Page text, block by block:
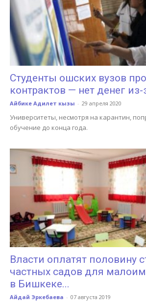
Студенты ошских вузов
контрактов — нет денег
Айбике Адилет кызы - 29 апреля 2020
Университеты, несмотря на карантин,
обучение до конца года.
Власти оплатят половину
частных садов для
в Бишкеке...
Айдай Эркебаева - 07 августа 2019